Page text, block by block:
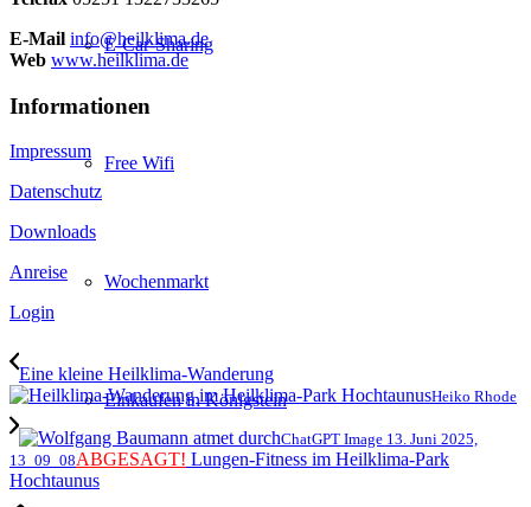
E-Car-Sharing
Free Wifi
Wochenmarkt
Einkaufen in Königstein
E-Mail info@heilklima.de
Web www.heilklima.de
Informationen
Impressum
Datenschutz
Downloads
Anreise
Login
Eine kleine Heilklima-Wanderung
Heiko Rhode
ChatGPT Image 13. Juni 2025,
13_09_08ABGESAGT! Lungen-Fitness im Heilklima-Park
Hochtaunus